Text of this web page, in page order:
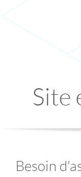
Site
Besoin